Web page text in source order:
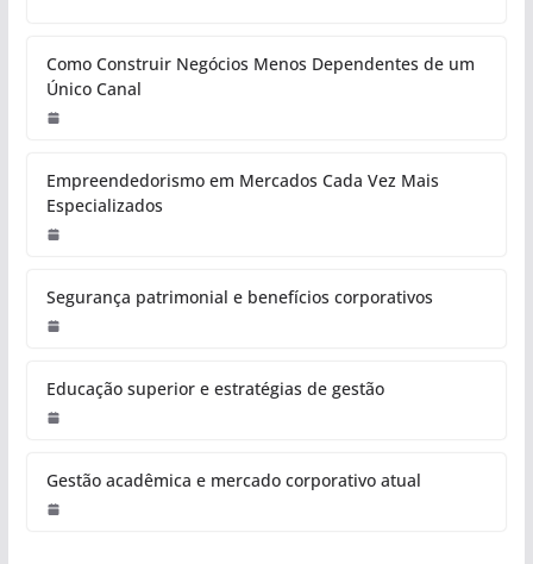
Como Construir Negócios Menos Dependentes de um
Único Canal
Empreendedorismo em Mercados Cada Vez Mais
Especializados
Segurança patrimonial e benefícios corporativos
Educação superior e estratégias de gestão
Gestão acadêmica e mercado corporativo atual